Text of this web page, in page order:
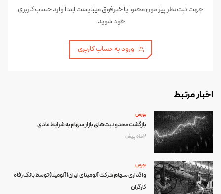
جهت ثبت نظر پیرامون محتوا یا خبر فوق میبایست ابتدا وارد حساب کاربری
خود شوید.
ورود به حساب کاربری
اخبار مرتبط
بورس
بازگشت محدودیت‌های بازار سهام به شرایط عادی
2 ماه پیش
بورس
واگذاری سهام شرکت آلومینای ایران(آلومینا) توسط بانک رفاه
کارگران